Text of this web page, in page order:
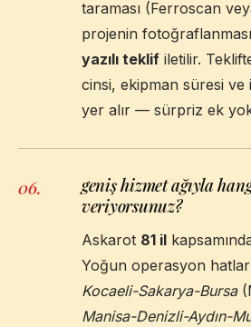
taraması (Ferroscan
projenin
yazılı teklif iletilir.
cinsi, ekipman süresi ve
yer alır — sürpriz ek
06.
geniş hizmet ağıyla
veriyorsunuz?
Askarot 81 il
Yoğun operasyon
Kocaeli-Sakarya-Bursa
Manisa-Denizli-Aydın-